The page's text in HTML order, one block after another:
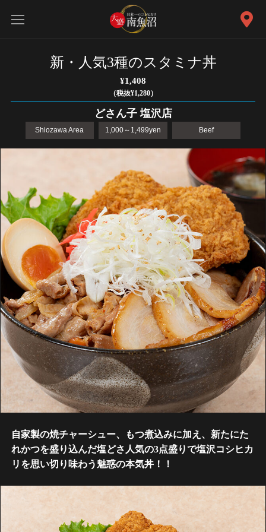
新・人気3種のスタミナ丼
¥1,408
（税抜¥1,280）
どさん子 塩沢店
Shiozawa Area 1,000～1,499yen Beef
自家製の焼チャーシュー、もつ煮込みに加え、新たにた
れかつを盛り込んだ塩どさ人気の3点盛りで塩沢コシヒカ
リを思い切り味わう魅惑の本気丼！！